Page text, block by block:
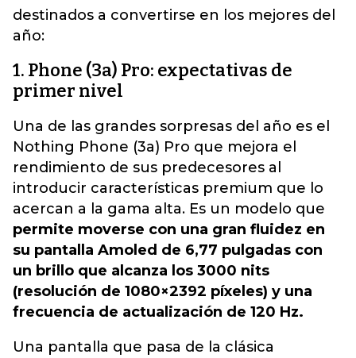
destinados a convertirse en los mejores del
año:
1. Phone (3a) Pro: expectativas de
primer nivel
Una de las grandes sorpresas del año es el
Nothing Phone (3a) Pro que mejora el
rendimiento de sus predecesores al
introducir características premium que lo
acercan a la gama alta. Es un modelo que
permite moverse con una gran fluidez en
su pantalla Amoled de 6,77 pulgadas con
un brillo que alcanza los 3000 nits
(resolución de 1080×2392 píxeles) y una
frecuencia de actualización de 120 Hz.
Una pantalla que pasa de la clásica